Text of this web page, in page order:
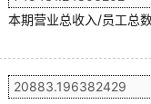
本期营业总收入/员工总